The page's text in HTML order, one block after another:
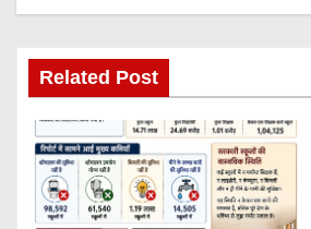
a
v
i
g
a
Related Post